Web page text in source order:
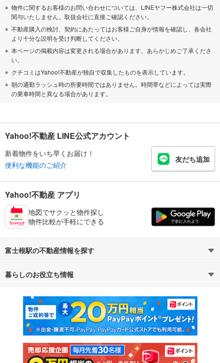
物件に関するお客様のお問い合わせについては、LINEヤフー株式会社は一切
関与いたしません。取扱会社に直接ご確認ください。
不動産購入の検討、契約にあたってはお客様ご自身が情報を確認し、各会社
より十分な説明を受け判断してください。
本ページの掲載内容は変更される場合があります。あらかじめご了承くださ
い。
クチコミはYahoo!不動産が独自で収集したものを表示しています。
朝の通勤ラッシュ時の所要時間ではありません。時間帯などによっては実際
の乗車時間と異なる場合があります。
Yahoo!不動産 LINE公式アカウント
新着物件をいち早くお届け！
便利な機能のご紹介
友だち追加
Yahoo!不動産 アプリ
地図でサクッと物件探し
物件比較が手軽にできる
富士根駅の不動産情報を探す
不動産・住宅
新築マンション 中古マンション
新築一戸建て 中古一戸建て
注文住宅 土地
暮らしのお役立ち情報
マンションカタログ 教えて！住まいの先生